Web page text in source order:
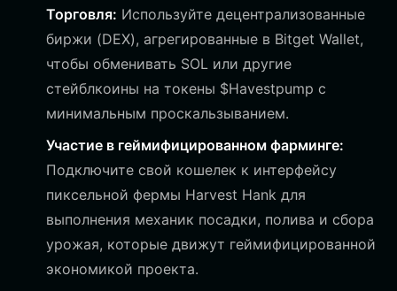
Торговля: Используйте децентрализованные
биржи (DEX), агрегированные в Bitget Wallet,
чтобы обменивать SOL или другие
стейблкоины на токены $Havestpump с
минимальным проскальзыванием.
Участие в геймифицированном фарминге:
Подключите свой кошелек к интерфейсу
пиксельной фермы Harvest Hank для
выполнения механик посадки, полива и сбора
урожая, которые движут геймифицированной
экономикой проекта.